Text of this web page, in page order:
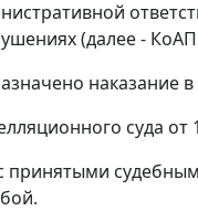
(далее -
наказание
суда